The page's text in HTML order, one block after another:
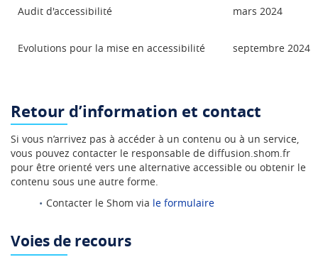
Audit d'accessibilité mars 2024
Evolutions pour la mise en accessibilité septembre 2024
Retour d’information et contact
Si vous n’arrivez pas à accéder à un contenu ou à un service,
vous pouvez contacter le responsable de diffusion.shom.fr
pour être orienté vers une alternative accessible ou obtenir le
contenu sous une autre forme.
Contacter le Shom via le formulaire
Voies de recours